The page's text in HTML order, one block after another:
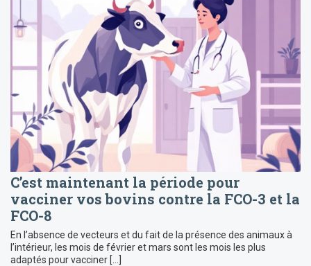
C’est maintenant la période pour
vacciner vos bovins contre la FCO-3 et la
FCO-8
En l’absence de vecteurs et du fait de la présence des animaux à
l’intérieur, les mois de février et mars sont les mois les plus
adaptés pour vacciner […]